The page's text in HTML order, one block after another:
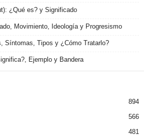
¿Qué es? y Significado
Movimiento, Ideología y Progresismo
Síntomas, Tipos y ¿Cómo Tratarlo?
Ejemplo y Bandera
894
566
481